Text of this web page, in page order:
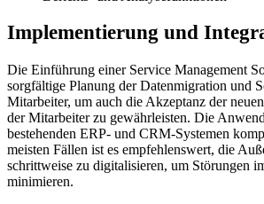
Implementierung und
Die Einführung einer Service Management
sorgfältige Planung der Datenmigration und
Mitarbeiter, um auch die Akzeptanz der
der Mitarbeiter zu gewährleisten. Die
bestehenden ERP- und CRM-Systemen
meisten Fällen ist es empfehlenswert, die
schrittweise zu digitalisieren, um Störungen
minimieren.